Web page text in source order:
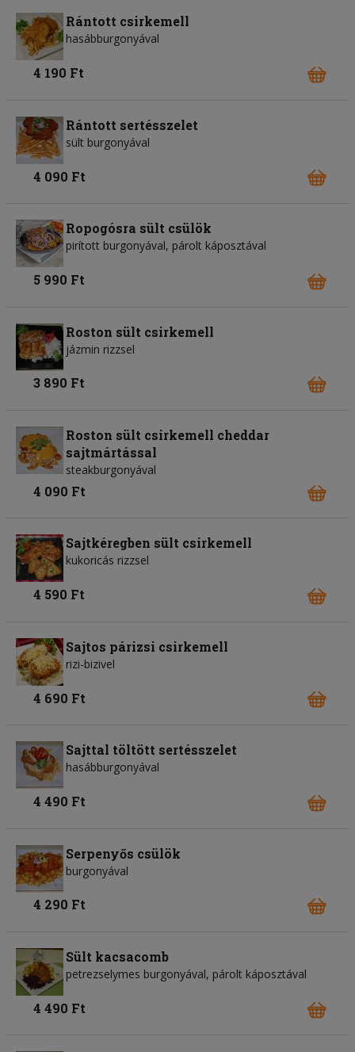
Rántott csirkemell
hasábburgonyával
4 190 Ft
Rántott sertésszelet
sült burgonyával
4 090 Ft
Ropogósra sült csülök
pirított burgonyával, párolt káposztával
5 990 Ft
Roston sült csirkemell
jázmin rizzsel
3 890 Ft
Roston sült csirkemell cheddar
sajtmártással
steakburgonyával
4 090 Ft
Sajtkéregben sült csirkemell
kukoricás rizzsel
4 590 Ft
Sajtos párizsi csirkemell
rizi-bizivel
4 690 Ft
Sajttal töltött sertésszelet
hasábburgonyával
4 490 Ft
Serpenyős csülök
burgonyával
4 290 Ft
Sült kacsacomb
petrezselymes burgonyával, párolt káposztával
4 490 Ft